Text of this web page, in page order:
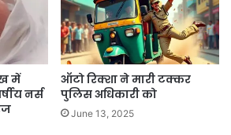
में
नर्स
ऑटो रिक्शा ने मारी टक्कर
पुलिस अधिकारी को
June 13, 2025